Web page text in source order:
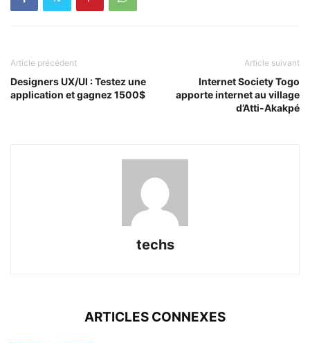
Article précédent
Designers UX/UI : Testez une
application et gagnez 1500$
Article suivant
Internet Society Togo
apporte internet au village
d’Atti-Akakpé
techs
ARTICLES CONNEXES